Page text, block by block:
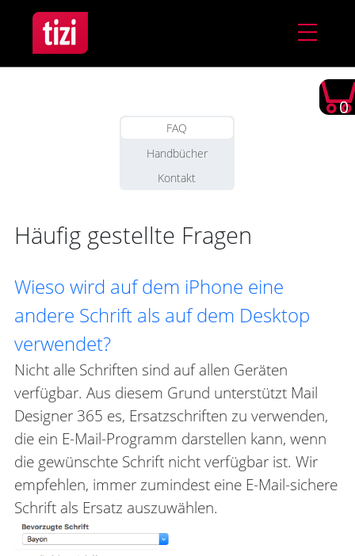
0
FAQ
Handbücher
Kontakt
Häufig gestellte Fragen
Wieso wird auf dem iPhone eine
andere Schrift als auf dem Desktop
verwendet?
Nicht alle Schriften sind auf allen Geräten
verfügbar. Aus diesem Grund unterstützt Mail
Designer 365 es, Ersatzschriften zu verwenden,
die ein E-Mail-Programm darstellen kann, wenn
die gewünschte Schrift nicht verfügbar ist. Wir
empfehlen, immer zumindest eine E-Mail-sichere
Schrift als Ersatz auszuwählen.